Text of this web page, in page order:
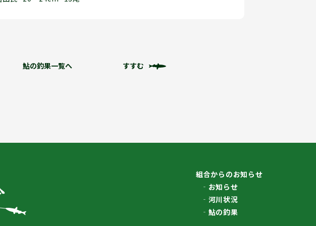
鮎の釣果一覧へ すすむ
組合からのお知らせ
お知らせ
河川状況
鮎の釣果